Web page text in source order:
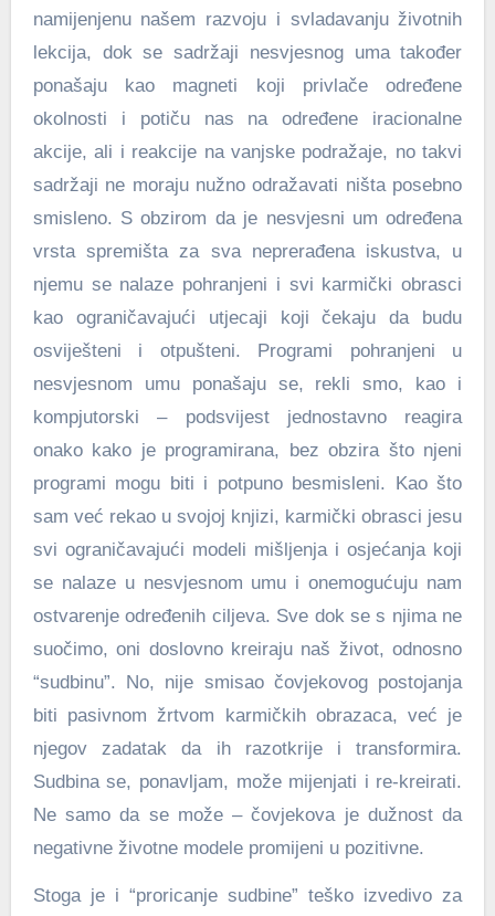
namijenjenu našem razvoju i svladavanju životnih
lekcija, dok se sadržaji nesvjesnog uma također
ponašaju kao magneti koji privlače određene
okolnosti i potiču nas na određene iracionalne
akcije, ali i reakcije na vanjske podražaje, no takvi
sadržaji ne moraju nužno odražavati ništa posebno
smisleno. S obzirom da je nesvjesni um određena
vrsta spremišta za sva neprerađena iskustva, u
njemu se nalaze pohranjeni i svi karmički obrasci
kao ograničavajući utjecaji koji čekaju da budu
osviješteni i otpušteni. Programi pohranjeni u
nesvjesnom umu ponašaju se, rekli smo, kao i
kompjutorski – podsvijest jednostavno reagira
onako kako je programirana, bez obzira što njeni
programi mogu biti i potpuno besmisleni. Kao što
sam već rekao u svojoj knjizi, karmički obrasci jesu
svi ograničavajući modeli mišljenja i osjećanja koji
se nalaze u nesvjesnom umu i onemogućuju nam
ostvarenje određenih ciljeva. Sve dok se s njima ne
suočimo, oni doslovno kreiraju naš život, odnosno
“sudbinu”. No, nije smisao čovjekovog postojanja
biti pasivnom žrtvom karmičkih obrazaca, već je
njegov zadatak da ih razotkrije i transformira.
Sudbina se, ponavljam, može mijenjati i re-kreirati.
Ne samo da se može – čovjekova je dužnost da
negativne životne modele promijeni u pozitivne.
Stoga je i “proricanje sudbine” teško izvedivo za